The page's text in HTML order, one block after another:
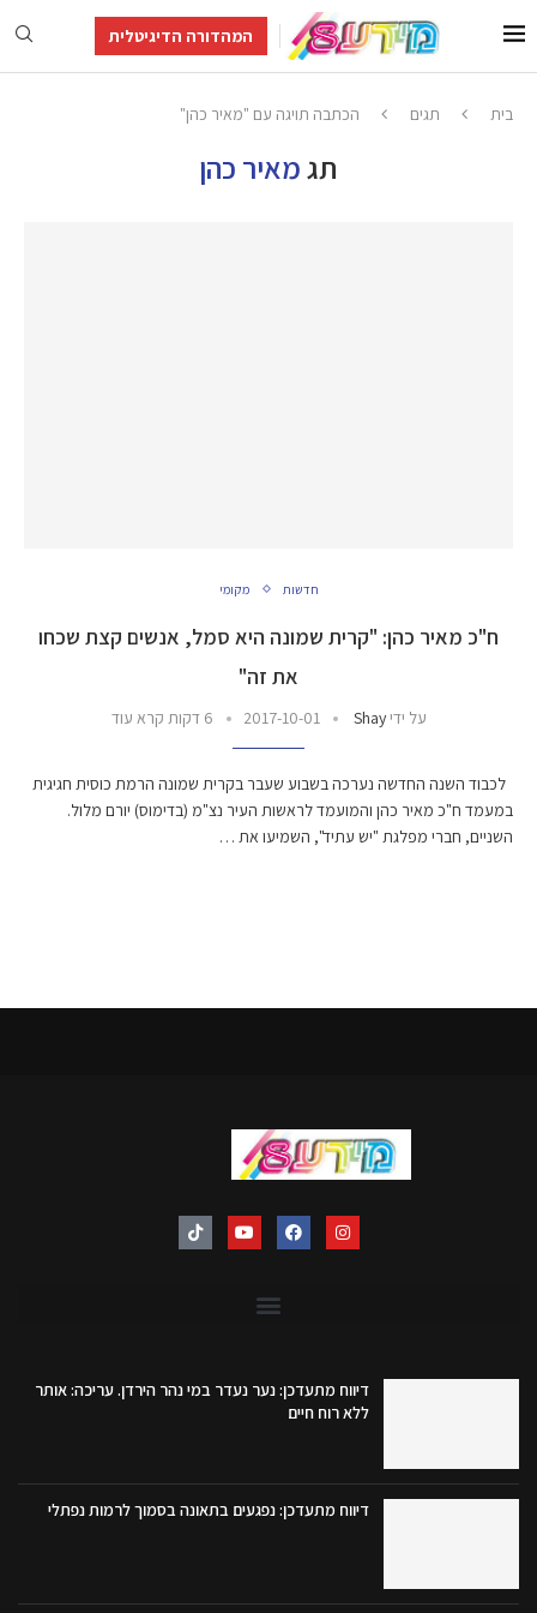
המהדורה הדיגיטלית
בית תגים הכתבה תויגה עם "מאיר כהן"
תגמאיר כהן
חדשות מקומי
ח"כ מאיר כהן: "קרית שמונה היא סמל, אנשים קצת שכחו
את זה"
על ידיShay
2017-10-01 6 דקות קרא עוד
לכבוד השנה החדשה נערכה בשבוע שעבר בקרית שמונה הרמת כוסית חגיגית
במעמד ח"כ מאיר כהן והמועמד לראשות העיר נצ"מ (בדימוס) יורם מלול.
השניים, חברי מפלגת "יש עתיד", השמיעו את …
דיווח מתעדכן: נער נעדר במי נהר הירדן. עריכה: אותר
ללא רוח חיים
דיווח מתעדכן: נפגעים בתאונה בסמוך לרמות נפתלי